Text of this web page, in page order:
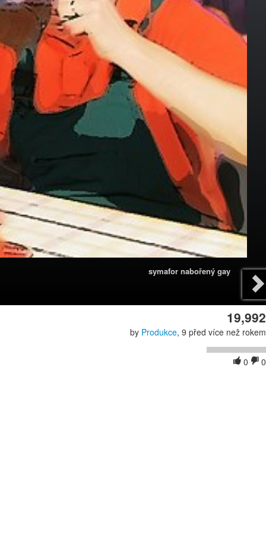
symafor nabořený gay
19,992
by Produkce, 9 před více než rokem
0 0